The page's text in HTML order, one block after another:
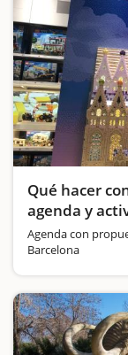
Qué hacer
agenda y
Agenda con
Barcelona